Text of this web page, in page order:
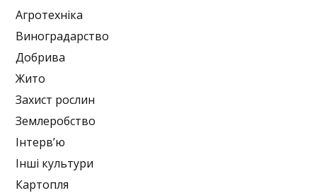
Агротехніка
Виноградарство
Добрива
Жито
Захист рослин
Землеробство
Інтерв’ю
Інші культури
Картопля